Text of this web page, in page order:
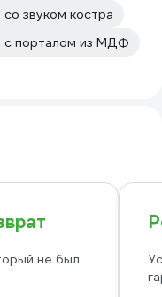
звуком костра
с порталом из МДФ
не был